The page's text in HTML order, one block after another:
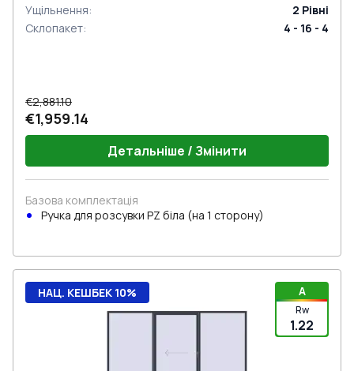
Ущільнення: 2 Рівні
Склопакет: 4 - 16 - 4
€2,881.10
€1,959.14
Детальніше / Змінити
Базова комплектація
Ручкa для розсувки PZ біла (на 1 сторону)
A
Rw
1.22
НАЦ. КЕШБЕК 10%